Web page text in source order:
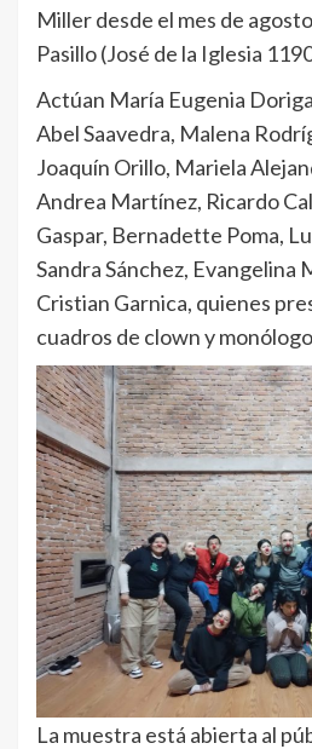
Miller desde el mes de
Pasillo (José de la Iglesia
Actúan María Eugenia
Abel Saavedra, Malena
Joaquín Orillo, Mariela
Andrea Martínez, Ricardo
Gaspar, Bernadette Poma,
Sandra Sánchez, Evangelina
Cristian Garnica, quienes
cuadros de clown y
La muestra está abierta al